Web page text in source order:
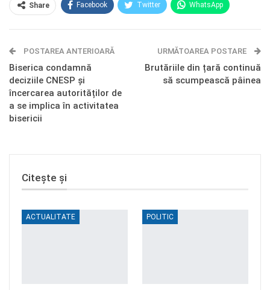
Share Facebook Twitter WhatsApp
Telegram OK.ru
POSTAREA ANTERIOARĂ
Biserica condamnă
deciziile CNESP și
încercarea autorităților de
a se implica în activitatea
bisericii
URMĂTOAREA POSTARE
Brutăriile din țară continuă
să scumpească pâinea
Citește și
ACTUALITATE POLITIC